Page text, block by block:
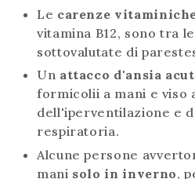
Le carenze
vitamina B12, sono tra
sottovalutate di
Un attacco d'ansia
formicolii a mani e viso
dell'iperventilazione e
respiratoria.
Alcune persone
mani solo in inverno,